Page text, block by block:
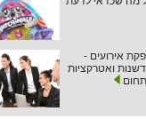
אירועים -
ואטרקציות